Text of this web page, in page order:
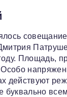
Площадь,
Особо
действуют
буквально